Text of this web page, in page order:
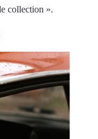
collection ».